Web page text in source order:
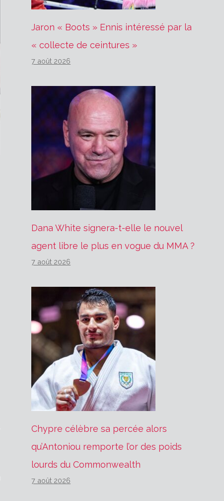
Jaron « Boots » Ennis intéressé par la
« collecte de ceintures »
7 août 2026
Dana White signera-t-elle le nouvel
agent libre le plus en vogue du MMA ?
7 août 2026
Chypre célèbre sa percée alors
qu’Antoniou remporte l’or des poids
lourds du Commonwealth
7 août 2026